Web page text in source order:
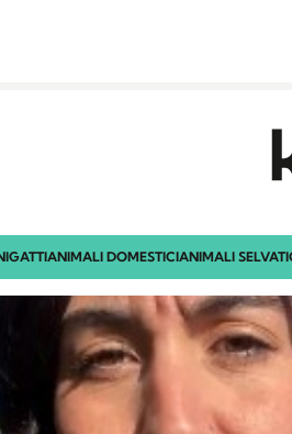
GATTIANIMALI DOMESTICIANIMALI